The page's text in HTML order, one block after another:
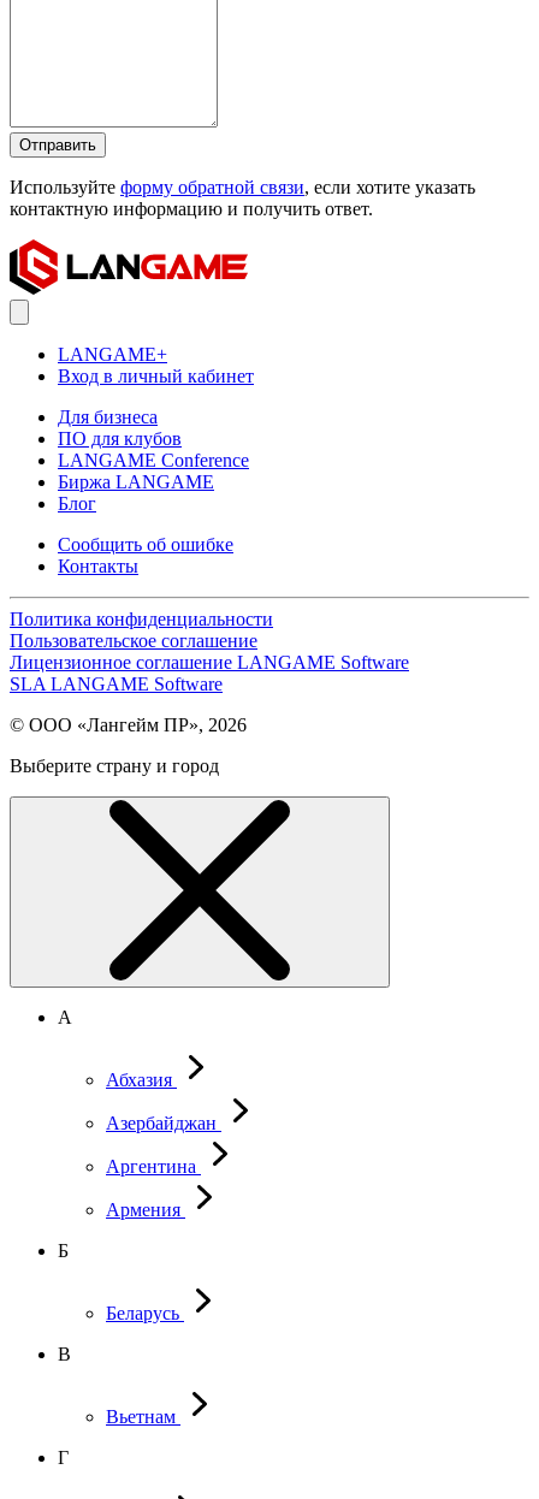
Отправить
Используйте форму обратной связи, если хотите указать
контактную информацию и получить ответ.
LANGAME+
Вход в личный кабинет
Для бизнеса
ПО для клубов
LANGAME Conference
Биржа LANGAME
Блог
Сообщить об ошибке
Контакты
Политика конфиденциальности
Пользовательское соглашение
Лицензионное соглашение LANGAME Software
SLA LANGAME Software
© ООО «Лангейм ПР», 2026
Выберите страну и город
А
Абхазия
Азербайджан
Аргентина
Армения
Б
Беларусь
В
Вьетнам
Г